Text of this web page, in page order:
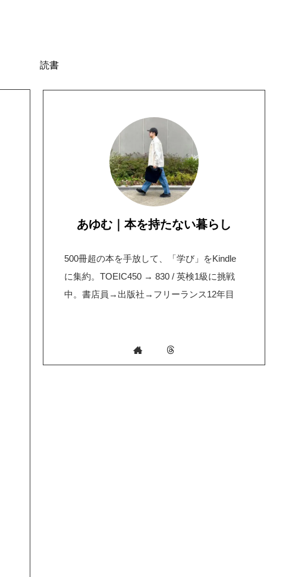
読書
あゆむ｜本を持たない暮らし
500冊超の本を手放して、「学び」をKindle
に集約。TOEIC450 → 830 / 英検1級に挑戦
中。書店員→出版社→フリーランス12年目